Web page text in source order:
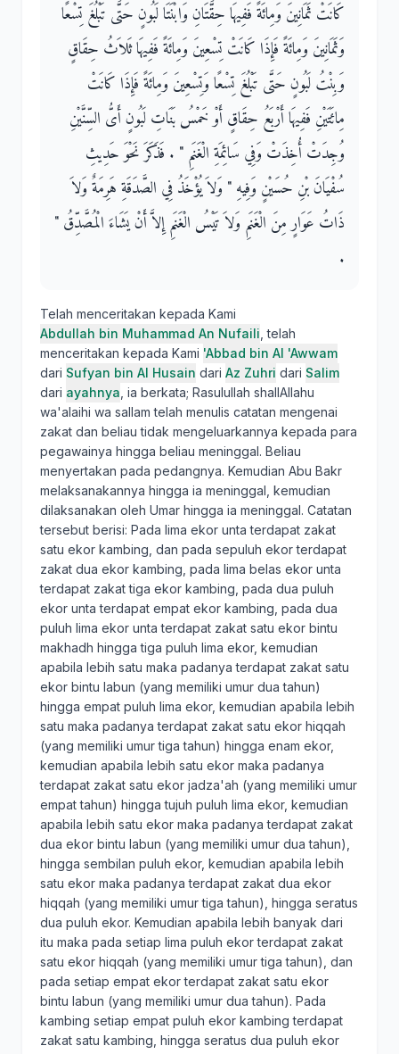
كَانَتْ ثَمَانِينَ وَمِائَةً فَفِيهَا حِقَّتَانِ وَابْنَتَا لَبُونٍ حَتَّى تَبْلُغَ تِسْعًا
وَثَمَانِينَ وَمِائَةً فَإِذَا كَانَتْ تِسْعِينَ وَمِائَةً فَفِيهَا ثَلاَثُ حِقَاقٍ
وَبِنْتُ لَبُونٍ حَتَّى تَبْلُغَ تِسْعًا وَتِسْعِينَ وَمِائَةً فَإِذَا كَانَتْ
مِائَتَيْنِ فَفِيهَا أَرْبَعُ حِقَاقٍ أَوْ خَمْسُ بَنَاتِ لَبُونٍ أَىُّ السِّنَّيْنِ
وُجِدَتْ أُخِذَتْ وَفِي سَائِمَةِ الْغَنَمِ ‏"‏ ‏.‏ فَذَكَرَ نَحْوَ حَدِيثِ
سُفْيَانَ بْنِ حُسَيْنٍ وَفِيهِ ‏"‏ وَلاَ يُؤْخَذُ فِي الصَّدَقَةِ هَرِمَةٌ وَلاَ
ذَاتُ عَوَارٍ مِنَ الْغَنَمِ وَلاَ تَيْسُ الْغَنَمِ إِلاَّ أَنْ يَشَاءَ الْمُصَّدِّقُ ‏"‏
‏.‏
Telah menceritakan kepada Kami
Abdullah bin Muhammad An Nufaili , telah
menceritakan kepada Kami 'Abbad bin Al 'Awwam
dari Sufyan bin Al Husain dari Az Zuhri dari Salim
dari ayahnya , ia berkata; Rasulullah shallAllahu
wa'alaihi wa sallam telah menulis catatan mengenai
zakat dan beliau tidak mengeluarkannya kepada para
pegawainya hingga beliau meninggal. Beliau
menyertakan pada pedangnya. Kemudian Abu Bakr
melaksanakannya hingga ia meninggal, kemudian
dilaksanakan oleh Umar hingga ia meninggal. Catatan
tersebut berisi: Pada lima ekor unta terdapat zakat
satu ekor kambing, dan pada sepuluh ekor terdapat
zakat dua ekor kambing, pada lima belas ekor unta
terdapat zakat tiga ekor kambing, pada dua puluh
ekor unta terdapat empat ekor kambing, pada dua
puluh lima ekor unta terdapat zakat satu ekor bintu
makhadh hingga tiga puluh lima ekor, kemudian
apabila lebih satu maka padanya terdapat zakat satu
ekor bintu labun (yang memiliki umur dua tahun)
hingga empat puluh lima ekor, kemudian apabila lebih
satu maka padanya terdapat zakat satu ekor hiqqah
(yang memiliki umur tiga tahun) hingga enam ekor,
kemudian apabila lebih satu ekor maka padanya
terdapat zakat satu ekor jadza'ah (yang memiliki umur
empat tahun) hingga tujuh puluh lima ekor, kemudian
apabila lebih satu ekor maka padanya terdapat zakat
dua ekor bintu labun (yang memiliki umur dua tahun),
hingga sembilan puluh ekor, kemudian apabila lebih
satu ekor maka padanya terdapat zakat dua ekor
hiqqah (yang memiliki umur tiga tahun), hingga seratus
dua puluh ekor. Kemudian apabila lebih banyak dari
itu maka pada setiap lima puluh ekor terdapat zakat
satu ekor hiqqah (yang memiliki umur tiga tahun), dan
pada setiap empat ekor terdapat zakat satu ekor
bintu labun (yang memiliki umur dua tahun). Pada
kambing setiap empat puluh ekor kambing terdapat
zakat satu kambing, hingga seratus dua puluh ekor